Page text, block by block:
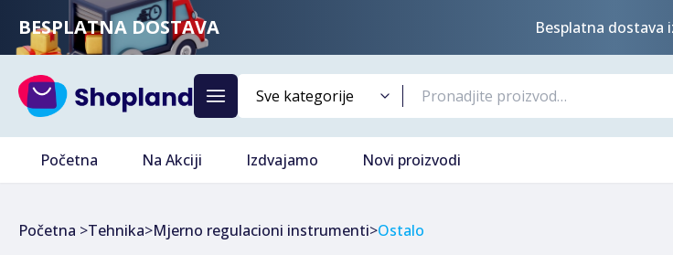
BESPLATNA DOSTAVA Besplatna dostava
Početna Na Akciji Izdvajamo Novi proizvodi
Početna >Tehnika>Mjerno regulacioni instrumenti>Ostalo